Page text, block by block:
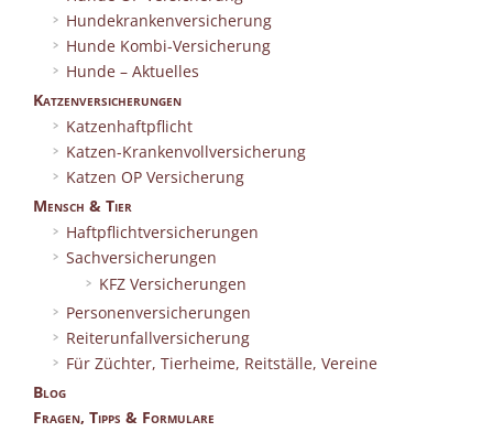
Hundekrankenversicherung
Hunde Kombi-Versicherung
Hunde – Aktuelles
Katzenversicherungen
Katzenhaftpflicht
Katzen-Krankenvollversicherung
Katzen OP Versicherung
Mensch & Tier
Haftpflichtversicherungen
Sachversicherungen
KFZ Versicherungen
Personenversicherungen
Reiterunfallversicherung
Für Züchter, Tierheime, Reitställe, Vereine
Blog
Fragen, Tipps & Formulare